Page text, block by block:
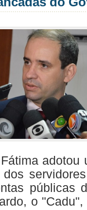
adotou
públicas
o